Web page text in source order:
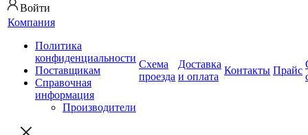
Войти
Компания
Политика
конфиденциальности
Поставщикам
Справочная
информация
Производители
Схема
проезда
Доставка
и оплата
Контакты Прайс